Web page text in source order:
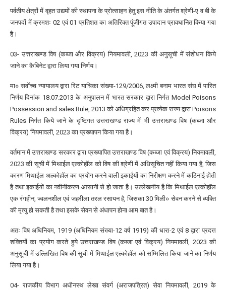
पर्वतीय क्षेत्रों में वृहत उद्यमों की स्थापना के प्रोत्साहन हेतु इस नीति के अंतर्गत श्रेणी-ए व बी के
जनपदों में क्रमशः 02 एवं 01 प्रतिशत का अतिरिक्त पूंजीगत उपादान प्रावधानित किया गया
है।
03- उत्तराखण्ड विष (कब्जा और विक्रय) नियमावली, 2023 की अनुसूची में संशोधन किये
जाने का कैबिनेट द्वारा लिया गया निर्णय।
मा० सर्वाेच्च न्यायालय द्वारा रिट याचिका संख्या-129/2006, लक्ष्मी बनाम भारत संघ में पारित
निर्णय दिनांक 18.07.2013 के अनुपालन में भारत सरकार द्वारा निर्गत Model Poisons
Possession and sales Rule, 2013 को अधिग्रहित कर प्रत्येक राज्य द्वारा Poisons
Rules निर्गत किये जाने के दृष्टिगत उत्तराखण्ड राज्य में भी उत्तराखण्ड विष (कब्जा और
विक्रय) नियमावली, 2023 का प्रख्यापन किया गया है।
वर्तमान में उत्तराखण्ड सरकार द्वारा प्रख्यापित उत्तराखण्ड विष (कब्जा एवं विक्रय) नियमावली,
2023 की सूची में मिथाईल एल्कोहॉल को विष की श्रेणी में अधिसूचित नहीं किया गया है, जिस
कारण मिथाईल अल्कोहॉल का प्रयोग करने वाली इकाईयों का निरीक्षण करने में कठिनाई होती
है तथा इकाईयों का नवीनीकरण आसानी से हो जाता है। उल्लेखनीय है कि मिथाईल एल्कोहॉल
एक रंगहीन, ज्वलनशील एवं जहरीला तरल रसायन है, जिसका 30 मिली० सेवन करने से व्यक्ति
की मृत्यु हो सकती है तथा इसके सेवन से अंधापन होना आम बात है।
अतः विष अधिनियम, 1919 (अधिनियम संख्या-12 वर्ष 1919) की धारा-2 एवं 8 द्वारा प्रदत्त
शक्तियों का प्रयोग करते हुये उत्तराखण्ड विष (कब्जा एवं विक्रय) नियमावली, 2023 की
अनुसूची में उल्लिखित विष की सूची में मिथाईल एल्कोहॉल को सम्मिलित किया जाने का निर्णय
लिया गया है।
04- राजकीय विभाग अधीनस्थ लेखा संवर्ग (अराजपत्रित) सेवा नियमावली, 2019 के